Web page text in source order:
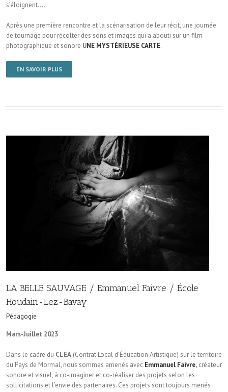
s’éloignent….
Après une première rencontre et la scénarisation de leur récit, une journée
de tournage pour récolter des sons et images qui a abouti sur un film
photographique et sonore UNE MYSTÉRIEUSE CARTE.
EN SAVOIR PLUS
LA BELLE SAUVAGE / Emmanuel Faivre / École
Houdain-Lez-Bavay
Pédagogie
Mars-Juillet 2023
Dans le cadre du CLEA (Contrat Local d’Éducation Artistique) sur le territoire
du Pays de Mormal, nous sommes amenés avec Emmanuel Faivre, créateur
sonore et visuel, à co-imaginer et co-réaliser des projets selon les
sollicitations et l’envie des partenaires. Ces projets sont toujours menés